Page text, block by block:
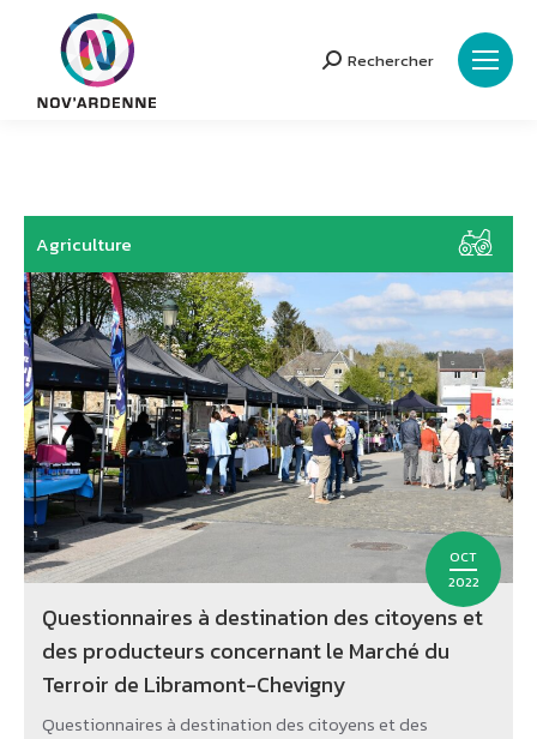
Search:
Rechercher
OCT
2022
Agriculture
Questionnaires à destination des citoyens et
des producteurs concernant le Marché du
Terroir de Libramont-Chevigny
Questionnaires à destination des citoyens et des